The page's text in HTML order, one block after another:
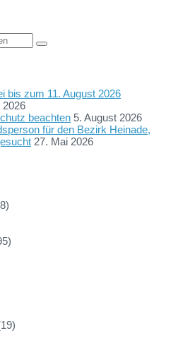
bis zum 11. August 2026
2026
beachten 5. August 2026
für den Bezirk Heinade,
27. Mai 2026